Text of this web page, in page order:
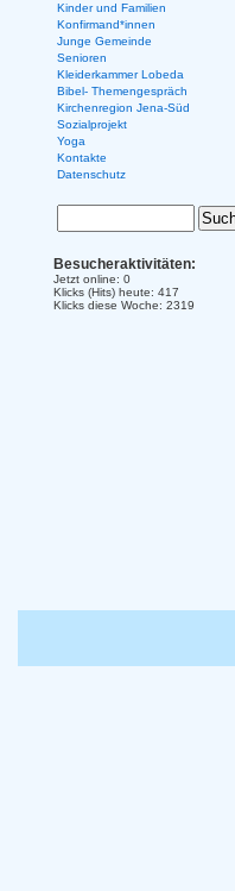
Kinder und Familien
Konfirmand*innen
Junge Gemeinde
Senioren
Kleiderkammer Lobeda
Bibel- Themengespräch
Kirchenregion Jena-Süd
Sozialprojekt
Yoga
Kontakte
Datenschutz
Besucheraktivitäten:
Jetzt online: 0
Klicks (Hits) heute: 417
Klicks diese Woche: 2319